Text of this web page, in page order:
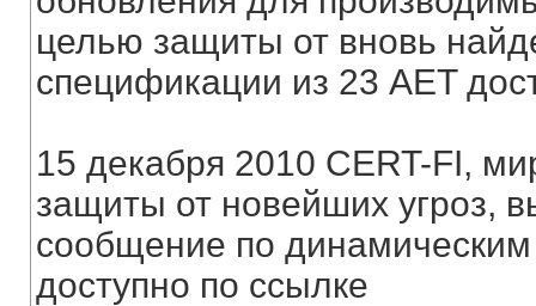
целью защиты от вновь
спецификации из 23 AET
15 декабря 2010 CERT-FI,
защиты от новейших угроз,
сообщение по динамическим
доступно по ссылке